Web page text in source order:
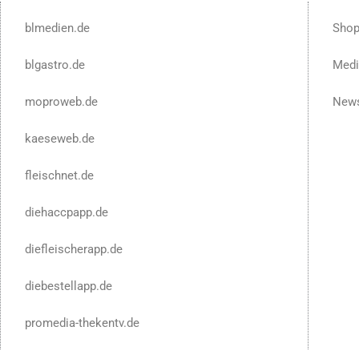
blmedien.de
blgastro.de
moproweb.de
kaeseweb.de
fleischnet.de
diehaccpapp.de
diefleischerapp.de
diebestellapp.de
promedia-thekentv.de
Shop